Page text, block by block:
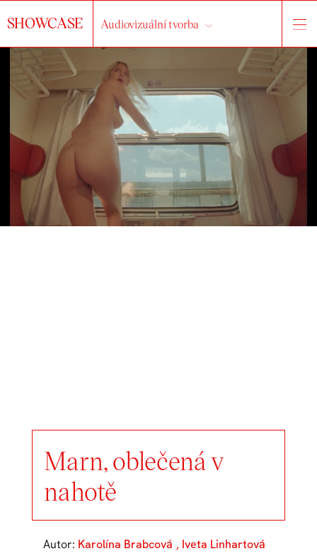
SHOWCASE Audiovizuální tvorba
Marn, oblečená v
nahotě
Autor: Karolína Brabcová , Iveta Linhartová